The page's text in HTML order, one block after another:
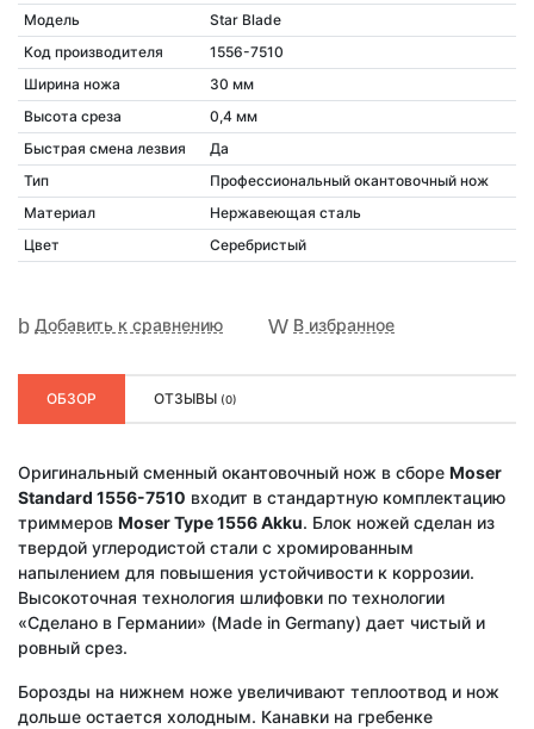
Модель
Star Blade
Код производителя
1556-7510
Ширина ножа
30 мм
Высота среза
0,4 мм
Быстрая смена лезвия
Да
Тип
Профессиональный окантовочный нож
Материал
Нержавеющая сталь
Цвет
Серебристый
Добавить к сравнению В избранное
ОБЗОР ОТЗЫВЫ (0)
Оригинальный сменный окантовочный нож в сборе Moser
Standard 1556-7510 входит в стандартную комплектацию
триммеров Moser Type 1556 Akku. Блок ножей сделан из
твердой углеродистой стали с хромированным
напылением для повышения устойчивости к коррозии.
Высокоточная технология шлифовки по технологии
«Сделано в Германии» (Made in Germany) дает чистый и
ровный срез.
Борозды на нижнем ноже увеличивают теплоотвод и нож
дольше остается холодным. Канавки на гребенке